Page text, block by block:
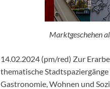
Marktgeschehen
14.02.2024 (pm/red) Zur
thematische
Gastronomie, Wohnen und